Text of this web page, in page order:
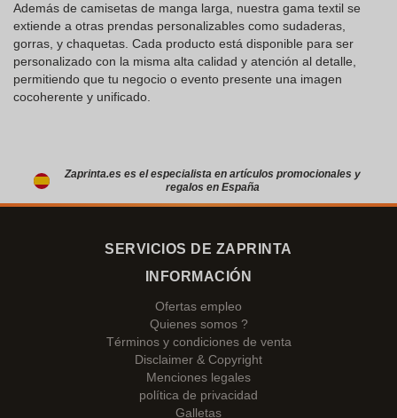
Además de camisetas de manga larga, nuestra gama textil se
extiende a otras prendas personalizables como sudaderas,
gorras, y chaquetas. Cada producto está disponible para ser
personalizado con la misma alta calidad y atención al detalle,
permitiendo que tu negocio o evento presente una imagen
cocoherente y unificado.
Zaprinta.es es el especialista en artículos promocionales y
regalos en España
SERVICIOS DE ZAPRINTA
INFORMACIÓN
Ofertas empleo
Quienes somos ?
Términos y condiciones de venta
Disclaimer & Copyright
Menciones legales
política de privacidad
Galletas